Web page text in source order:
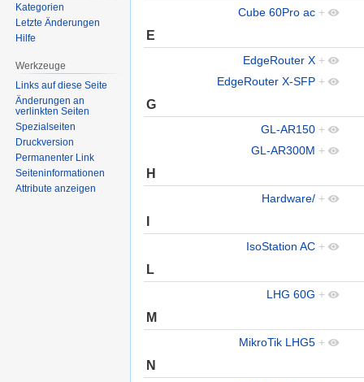
Cube 60Pro ac +
E
EdgeRouter X +
EdgeRouter X-SFP +
G
GL-AR150 +
GL-AR300M +
H
Hardware/ +
I
IsoStation AC +
L
LHG 60G +
M
MikroTik LHG5 +
N
Kategorien
Letzte Änderungen
Hilfe
Werkzeuge
Links auf diese Seite
Änderungen an
verlinkten Seiten
Spezialseiten
Druckversion
Permanenter Link
Seiten­informationen
Attribute anzeigen